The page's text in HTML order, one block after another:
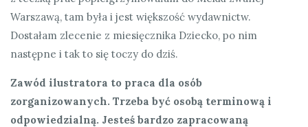
Warszawą, tam była i jest większość wydawnictw.
Dostałam zlecenie z miesięcznika Dziecko, po nim
następne i tak to się toczy do dziś.
Zawód ilustratora to praca dla osób
zorganizowanych. Trzeba być osobą terminową i
odpowiedzialną. Jesteś bardzo zapracowaną